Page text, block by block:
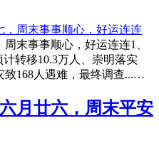
末事事顺心，好运连连1、
转移10.3万人、崇明落实
致168人遇难，最终调查...…
月廿六，周末平安